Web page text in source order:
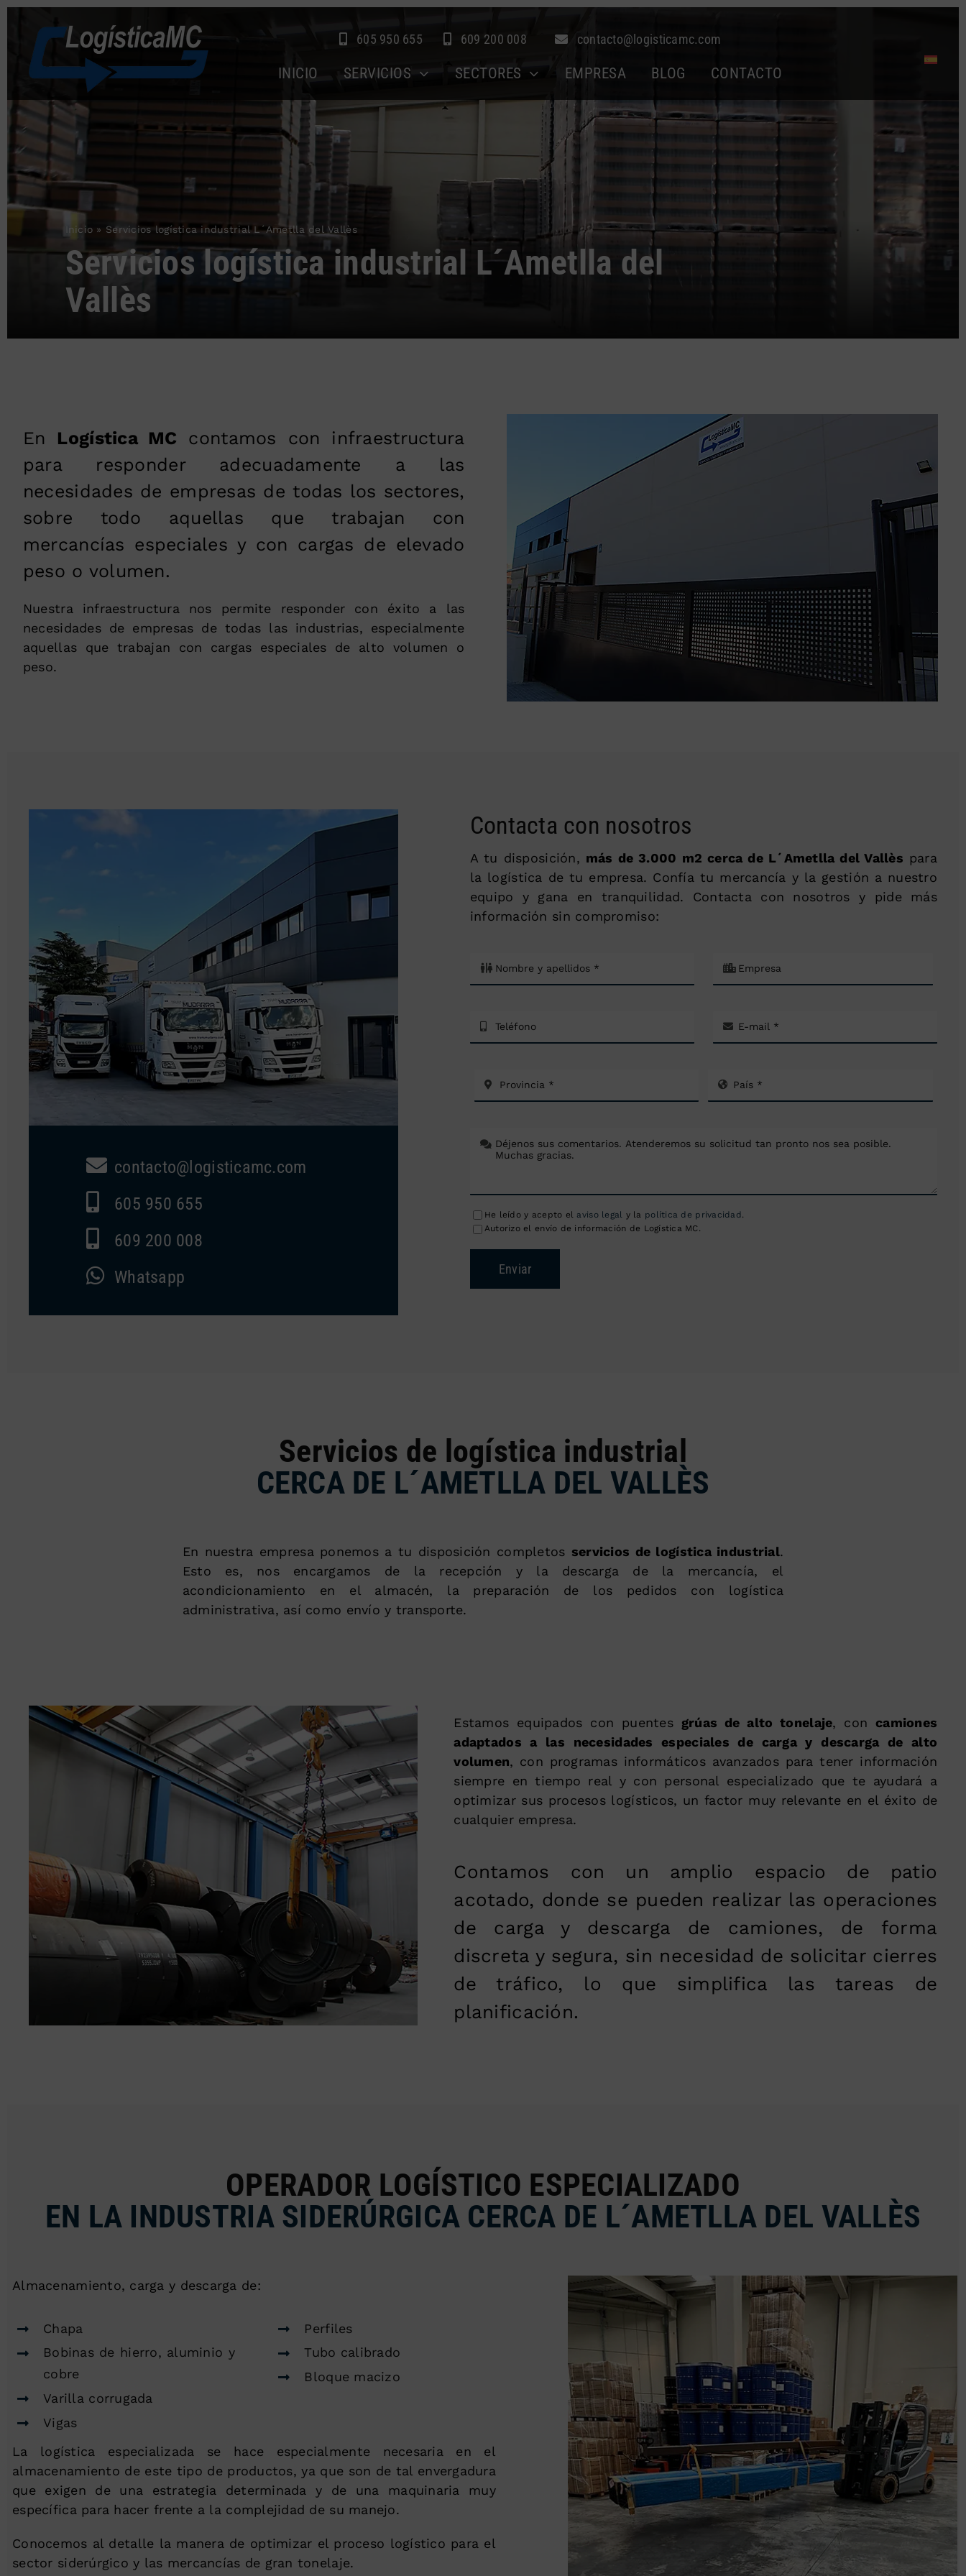
Saltar
contenido
605 950 655 609 200 008 contacto@logisticamc.com
INICIO SERVICIOS SECTORES EMPRESA BLOG CONTACTO
Inicio » Servicios logística industrial L´Ametlla del Vallès
Servicios logística industrial L´Ametlla del
Vallès
En Logística MC contamos con infraestructura
para responder adecuadamente a las
necesidades de empresas de todas los sectores,
sobre todo aquellas que trabajan con
mercancías especiales y con cargas de elevado
peso o volumen.
Nuestra infraestructura nos permite responder con éxito a las
necesidades de empresas de todas las industrias, especialmente
aquellas que trabajan con cargas especiales de alto volumen o
peso.
contacto@logisticamc.com
605 950 655
609 200 008
Whatsapp
Contacta con nosotros
A tu disposición, más de 3.000 m2 cerca de L´Ametlla del Vallès para
la logística de tu empresa. Confía tu mercancía y la gestión a nuestro
equipo y gana en tranquilidad. Contacta con nosotros y pide más
información sin compromiso:
He leído y acepto el aviso legal y la política de privacidad .
Autorizo el envío de información de Logística MC.
Enviar
Servicios de logística industrial
CERCA DE L´AMETLLA DEL VALLÈS
En nuestra empresa ponemos a tu disposición completos servicios de logística industrial.
Esto es, nos encargamos de la recepción y la descarga de la mercancía, el
acondicionamiento en el almacén, la preparación de los pedidos con logística
administrativa, así como envío y transporte.
Estamos equipados con puentes grúas de alto tonelaje, concamiones
adaptados a las necesidades especiales de carga y descarga de alto
volumen, con programas informáticos avanzados para tener información
siempre en tiempo real y con personal especializado que te ayudará a
optimizar sus procesos logísticos, un factor muy relevante en el éxito de
cualquier empresa.
Contamos con un amplio espacio de patio
acotado, donde se pueden realizar las operaciones
de carga y descarga de camiones, de forma
discreta y segura, sin necesidad de solicitar cierres
de tráfico, lo que simplifica las tareas de
planificación.
OPERADOR LOGÍSTICO ESPECIALIZADO
EN LA INDUSTRIA SIDERÚRGICA CERCA DE L´AMETLLA DEL VALLÈS
Almacenamiento, carga y descarga de:
Chapa
Bobinas de hierro, aluminio y
cobre
Varilla corrugada
Vigas
Perfiles
Tubo calibrado
Bloque macizo
La logística especializada se hace especialmente necesaria en el
almacenamiento de este tipo de productos, ya que son de tal envergadura
que exigen de una estrategia determinada y de una maquinaria muy
específica para hacer frente a la complejidad de su manejo.
Conocemos al detalle la manera de optimizar el proceso logístico para el
sector siderúrgico y las mercancías de gran tonelaje.